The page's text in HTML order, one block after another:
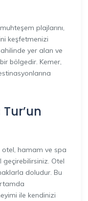
plajlarını,
keşfetmenizi
yer alan ve
bölgedir. Kemer,
otel, hamam ve spa
Otel
doludur. Bu
ile kendinizi